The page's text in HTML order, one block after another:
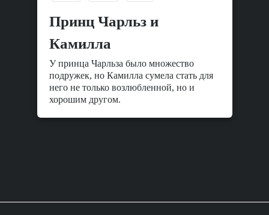
Принц Чарльз и
Камилла
У принца Чарльза было множество
подружек, но Камилла сумела стать для
него не только возлюбленной, но и
хорошим другом.